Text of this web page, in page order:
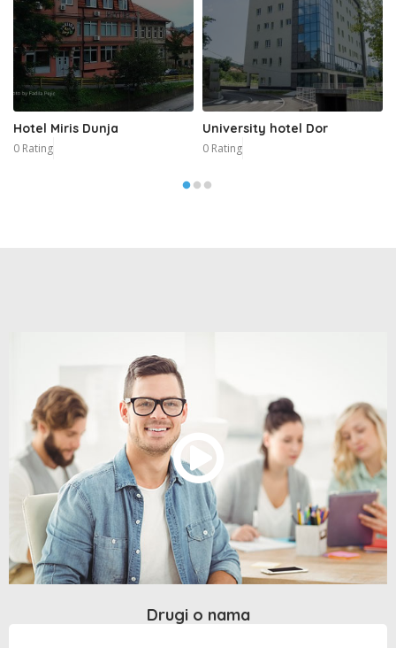
Hotel Miris Dunja
0 Rating
University hotel Dor
0 Rating
Drugi o nama